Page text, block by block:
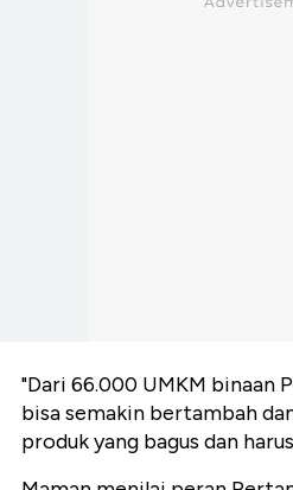
"Dari 66.000 UMKM binaan
bisa semakin bertambah
produk yang bagus dan